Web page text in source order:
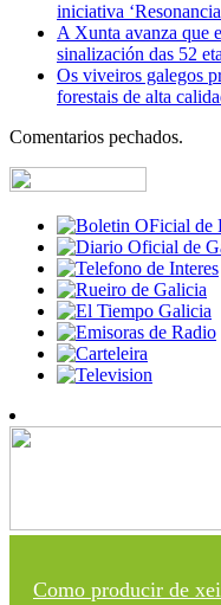
iniciativa
A Xunta avanza que
sinalización das 52
Os viveiros galegos
forestais de alta
Comentarios pechados.
Como producir de